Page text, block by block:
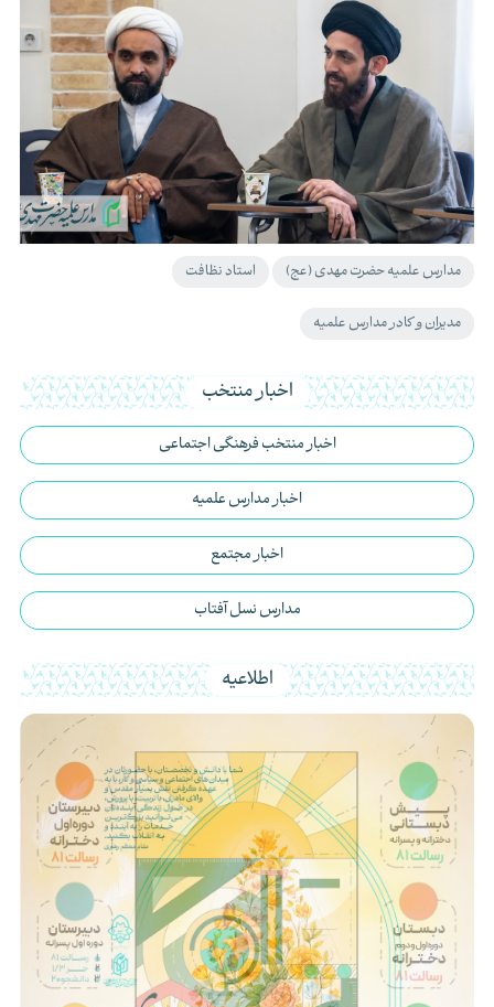
مدارس علمیه حضرت مهدی (عج) استاد نظافت
مدیران و کادر مدارس علمیه
اخبار منتخب
اخبار منتخب فرهنگی اجتماعی
اخبار مدارس علمیه
اخبار مجتمع
مدارس نسل آفتاب
اطلاعیه